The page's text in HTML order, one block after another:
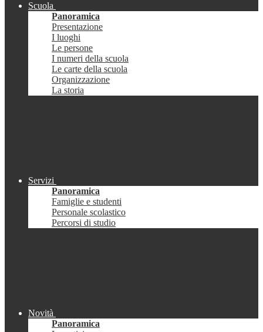
Scuola
Panoramica
Presentazione
I luoghi
Le persone
I numeri della scuola
Le carte della scuola
Organizzazione
La storia
Servizi
Panoramica
Famiglie e studenti
Personale scolastico
Percorsi di studio
Novità
Panoramica